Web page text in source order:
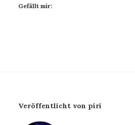
Gefällt mir:
Veröffentlicht von piri